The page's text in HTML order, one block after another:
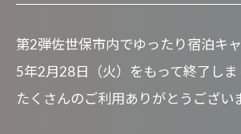
第2弾佐世保市内でゆったり宿泊キ
5年2月28日（火）をもって終了しま
たくさんのご利用ありがとうござい